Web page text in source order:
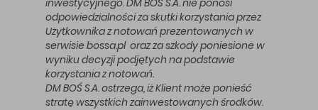
inwestycyjnego. DM BOŚ S.A. nie ponosi
odpowiedzialności za skutki korzystania przez
Użytkownika z notowań prezentowanych w
serwisie bossa.pl oraz za szkody poniesione w
wyniku decyzji podjętych na podstawie
korzystania z notowań.
DM BOŚ S.A. ostrzega, iż Klient może ponieść
stratę wszystkich zainwestowanych środków.